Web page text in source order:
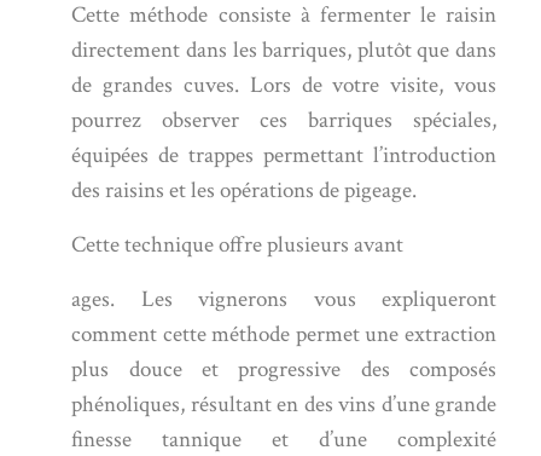
Cette méthode consiste à fermenter le raisin
directement dans les barriques, plutôt que dans
de grandes cuves. Lors de votre visite, vous
pourrez observer ces barriques spéciales,
équipées de trappes permettant l’introduction
des raisins et les opérations de pigeage.
Cette technique offre plusieurs avant
ages. Les vignerons vous expliqueront
comment cette méthode permet une extraction
plus douce et progressive des composés
phénoliques, résultant en des vins d’une grande
finesse tannique et d’une complexité